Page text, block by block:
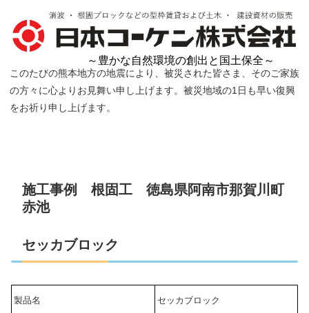
～豊かな自然環境の創出と国土保全～
このたびの熊本地方の地震により、被災された皆さま、そのご家族
の方々に心よりお見舞い申し上げます。被災地域の1日も早い復興
をお祈り申し上げます。
施工事例 根固工 徳島県阿南市那賀川町
赤池
セッカブロック
製品名 セッカブロック